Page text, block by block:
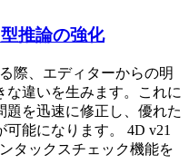
推論の強化
際、エディターからの明
違いを生みます。これに
題を迅速に修正し、優れた
能になります。 4D v21
タックスチェック機能を